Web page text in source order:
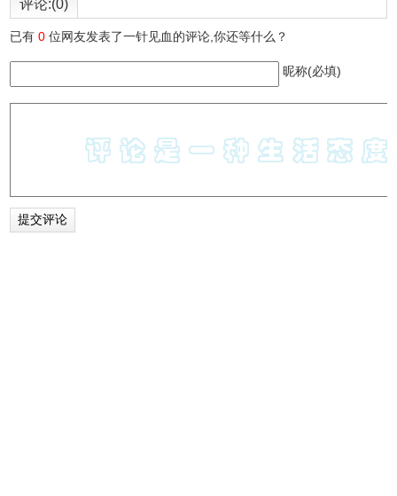
解决？
1、在使用chrome浏览器便携版-chrome的时候，会出现以下
问题：
2、缺少google api密钥,因此chromium的部分功能将无法使
3、这时候，谷歌账户无法登陆，十分不便。
Chromium浏览器更新日志
评论:(0)
已有0 位网友发表了一针见血的评论,你还等什么？
昵称(必填)